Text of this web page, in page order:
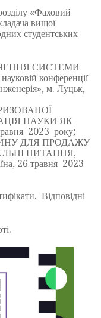
«Фаховий
вищої
студентських
СИСТЕМИ
конференції
м. Луцьк,
НАУКИ ЯК
2023 року;
ДЛЯ ПРОДАЖУ
ПИТАННЯ,
26 травня 2023
Відповідні